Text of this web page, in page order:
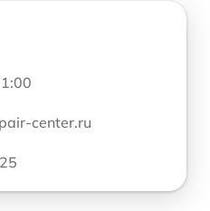
center.ru